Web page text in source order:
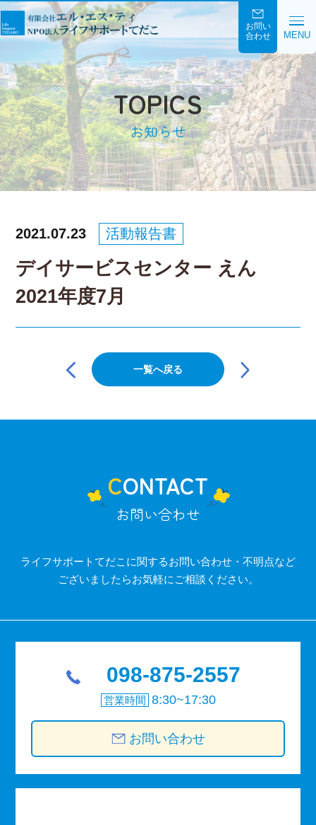
お問い
合わせ
MENU
TOPICS
お知らせ
デイサービスセンター えん
2021年度7月
2021.07.23 活動報告書
シ
一覧へ戻る
CONTACT
お問い合わせ
ライフサポートてだこに関するお問い合わせ・不明点など
ございましたらお気軽にご相談ください。
098-875-2557
営業時間 8:30~17:30
お問い合わせ